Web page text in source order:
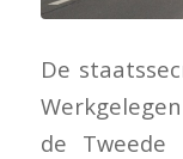
De
de Tweede